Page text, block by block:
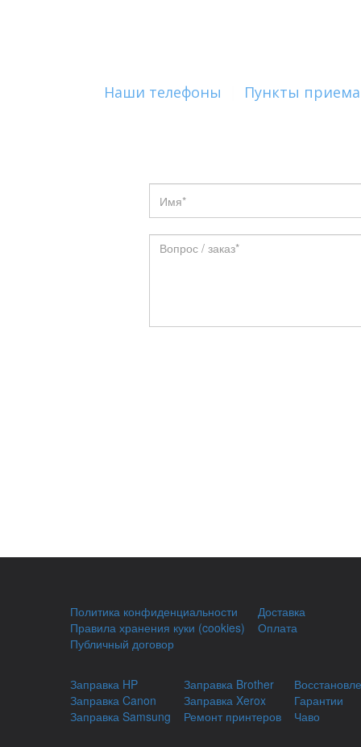
Наши телефоны Пункты
Политика конфиденциальности
Правила хранения куки (cookies)
Публичный договор
Доставка
Оплата
Заправка HP
Заправка Canon
Заправка Samsung
Заправка Brother
Заправка Xerox
Ремонт принтеров
Гарантии
Чаво